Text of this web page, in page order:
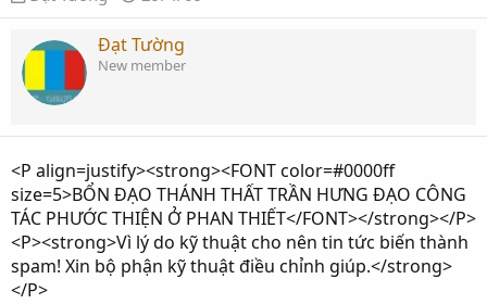
g
ư
i
h
i
t
ạ
o
g
à
y
i
Đạt Tường
New member
<P align=justify><strong><FONT color=#0000ff
size=5>BỔN ĐẠO THÁNH THẤT TRẦN HƯNG ĐẠO CÔNG
TÁC PHƯỚC THIỆN Ở PHAN THIẾT</FONT></strong></P>
<P><strong>Vì lý do kỹ thuật cho nên tin tức biến thành
spam! Xin bộ phận kỹ thuật điều chỉnh giúp.</strong>
</P>